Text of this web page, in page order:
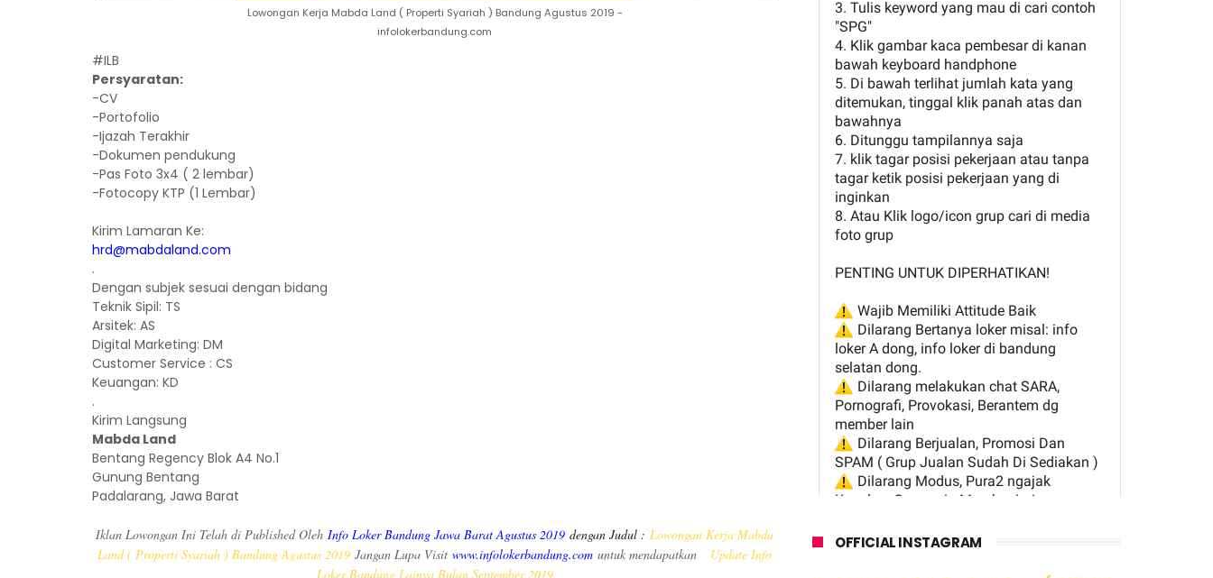
Lowongan Kerja Mabda Land ( Properti Syariah ) Bandung Agustus 2019 -
infolokerbandung.com
#ILB
Persyaratan:
-CV
-Portofolio
-Ijazah Terakhir
-Dokumen pendukung
-Pas Foto 3x4 ( 2 lembar)
-Fotocopy KTP (1 Lembar)
Kirim Lamaran Ke:
hrd@mabdaland.com
.
Dengan subjek sesuai dengan bidang
Teknik Sipil: TS
Arsitek: AS
Digital Marketing: DM
Customer Service : CS
Keuangan: KD
.
Kirim Langsung
Mabda Land
Bentang Regency Blok A4 No.1
Gunung Bentang
Padalarang, Jawa Barat
Iklan Lowongan Ini Telah di Published OlehInfo Loker Bandung Jawa Barat Agustus 2019 dengan Judul : Lowongan Kerja Mabda
Land ( Properti Syariah ) Bandung Agustus 2019 Jangan Lupa Visitwww.infolokerbandung.com untuk mendapatkan
Update Info
Loker Bandung Lainya Bulan September 2019
OFFICIAL INSTAGRAM